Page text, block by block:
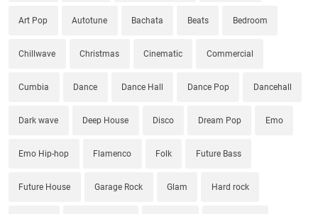
Art Pop Autotune Bachata Beats Bedroom
Chillwave Christmas Cinematic Commercial
Cumbia Dance Dance Hall Dance Pop Dancehall
Dark wave Deep House Disco Dream Pop Emo
Emo Hip-hop Flamenco Folk Future Bass
Future House Garage Rock Glam Hard rock